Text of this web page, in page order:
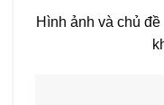
Hình ảnh và chủ